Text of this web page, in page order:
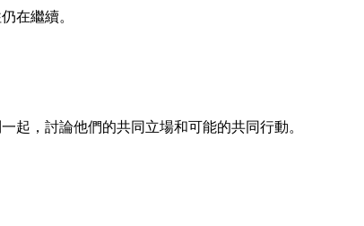
在繼續。
起，討論他們的共同立場和可能的共同行動。